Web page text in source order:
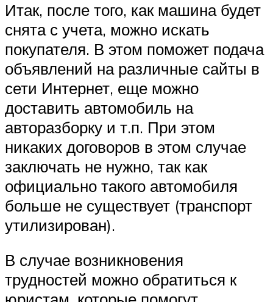
Итак, после того, как машина будет
снята с учета, можно искать
покупателя. В этом поможет подача
объявлений на различные сайты в
сети Интернет, еще можно
доставить автомобиль на
авторазборку и т.п. При этом
никаких договоров в этом случае
заключать не нужно, так как
официально такого автомобиля
больше не существует (транспорт
утилизирован).
В случае возникновения
трудностей можно обратиться к